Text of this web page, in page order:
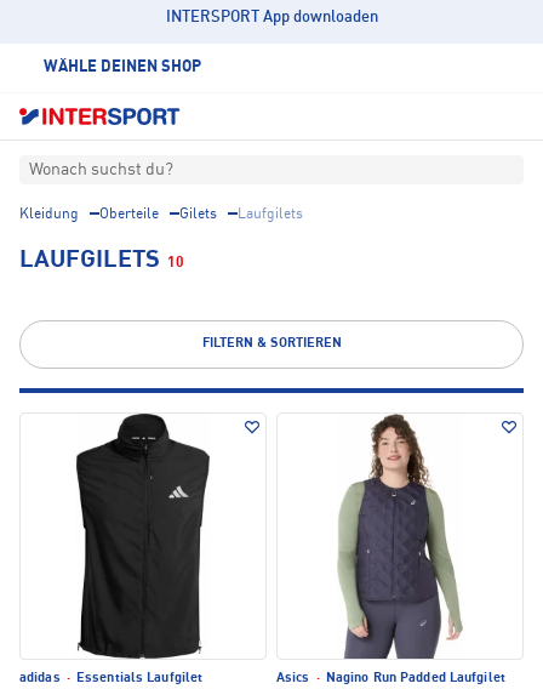
INTERSPORT App downloaden
WÄHLE DEINEN SHOP
Wonach suchst du?
Kleidung Oberteile Gilets Laufgilets
LAUFGILETS 10
FILTERN & SORTIEREN
adidas ·
Essentials Laufgilet
Asics ·
Nagino Run Padded Laufgilet